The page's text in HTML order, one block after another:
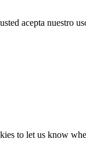
acepta nuestro
to let us know